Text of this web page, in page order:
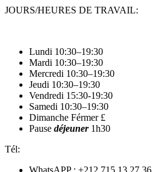
JOURS/HEURES DE TRAVAIL:
Lundi 10:30–19:30
Mardi 10:30–19:30
Mercredi 10:30–19:30
Jeudi 10:30–19:30
Vendredi 15:30-19:30
Samedi 10:30–19:30
Dimanche Férmer £
Pause déjeuner1h30
Tél: